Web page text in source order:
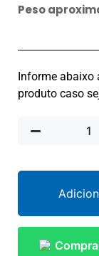
Peso
Informe abaixo
produto caso